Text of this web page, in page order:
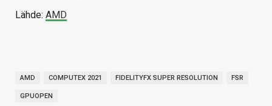
Lähde: AMD
AMD COMPUTEX 2021 FIDELITYFX SUPER RESOLUTION FSR
GPUOPEN